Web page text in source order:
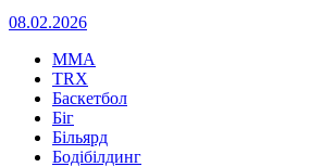
08.02.2026
MMA
TRX
Баскетбол
Біг
Більярд
Бодібілдинг